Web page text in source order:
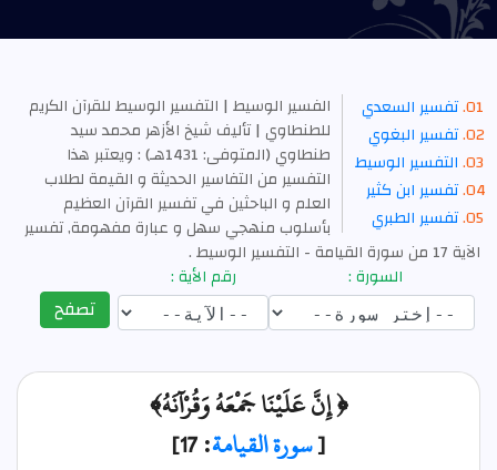
تفسير السعدي
تفسير البغوي
التفسير الوسيط
تفسير ابن كثير
تفسير الطبري
الفسير الوسيط | التفسير الوسيط للقرآن الكريم
للطنطاوي | تأليف شيخ الأزهر محمد سيد
طنطاوي (المتوفى: 1431هـ) : ويعتبر هذا
التفسير من التفاسير الحديثة و القيمة لطلاب
العلم و الباحثين في تفسير القرآن العظيم
بأسلوب منهجي سهل و عبارة مفهومة, تفسير
الآية 17 من سورة القيامة - التفسير الوسيط .
السورة :
رقم الأية :
تصفح
﴿ إِنَّ عَلَيْنَا جَمْعَهُ وَقُرْآنَهُ﴾
[سورة القيامة: 17]